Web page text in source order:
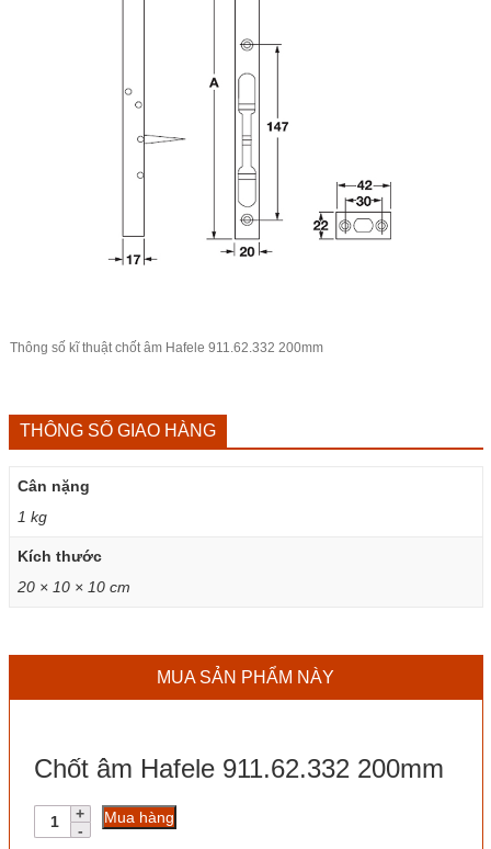
Thông số kĩ thuật chốt âm Hafele 911.62.332 200mm
THÔNG SỐ GIAO HÀNG
Cân nặng
1 kg
Kích thước
20 × 10 × 10 cm
MUA SẢN PHẨM NÀY
Chốt âm Hafele 911.62.332 200mm
Chốt
âm
Mua hàng